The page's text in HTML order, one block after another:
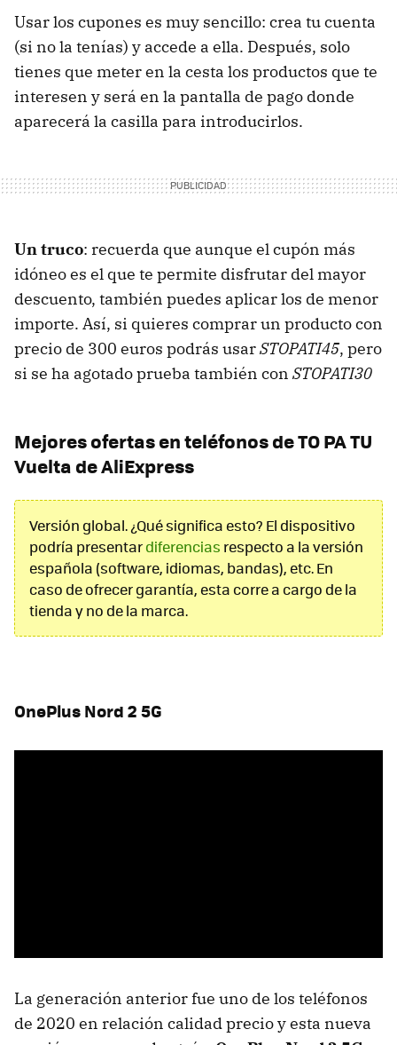
Usar los cupones es muy sencillo: crea tu cuenta
(si no la tenías) y accede a ella. Después, solo
tienes que meter en la cesta los productos que te
interesen y será en la pantalla de pago donde
aparecerá la casilla para introducirlos.
Un truco: recuerda que aunque el cupón más
idóneo es el que te permite disfrutar del mayor
descuento, también puedes aplicar los de menor
importe. Así, si quieres comprar un producto con
precio de 300 euros podrás usarSTOPATI45, pero
si se ha agotado prueba también con STOPATI30
Mejores ofertas en teléfonos de TO PA TU
Vuelta de AliExpress
Versión global. ¿Qué significa esto? El dispositivo
podría presentardiferencias respecto a la versión
española (software, idiomas, bandas), etc. En
caso de ofrecer garantía, esta corre a cargo de la
tienda y no de la marca.
OnePlus Nord 2 5G
La generación anterior fue uno de los teléfonos
de 2020 en relación calidad precio y esta nueva